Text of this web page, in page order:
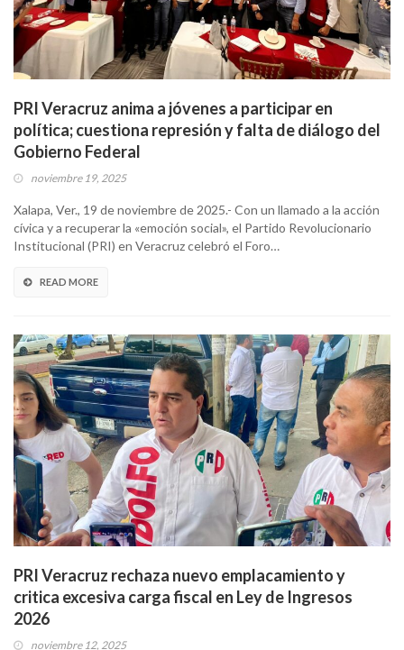
PRI Veracruz anima a jóvenes a participar en
política; cuestiona represión y falta de diálogo del
Gobierno Federal
noviembre 19, 2025
Xalapa, Ver., 19 de noviembre de 2025.- Con un llamado a la acción
cívica y a recuperar la «emoción social», el Partido Revolucionario
Institucional (PRI) en Veracruz celebró el Foro…
READ MORE
PRI Veracruz rechaza nuevo emplacamiento y
critica excesiva carga fiscal en Ley de Ingresos
2026
noviembre 12, 2025